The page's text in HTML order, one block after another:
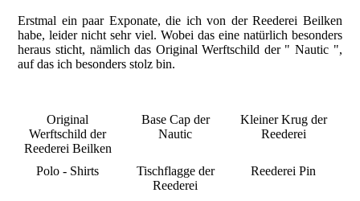
Erstmal ein paar Exponate, die ich von der Reederei Beilken
habe, leider nicht sehr viel. Wobei das eine natürlich besonders
heraus sticht, nämlich das Original Werftschild der " Nautic ",
auf das ich besonders stolz bin.
Original
Werftschild der
Reederei Beilken
Base Cap der
Nautic
Kleiner Krug der
Reederei
Polo - Shirts
Tischflagge der
Reederei
Reederei Pin